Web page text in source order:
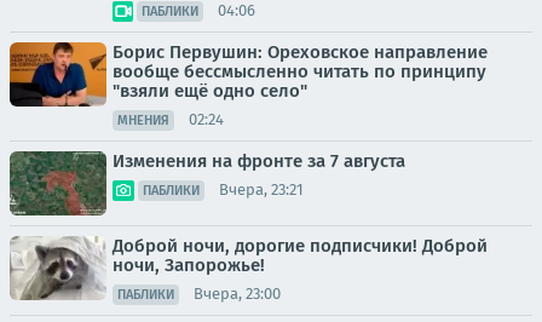
ПАБЛИКИ 04:06
Борис Первушин: Ореховское направление
вообще бессмысленно читать по принципу
"взяли ещё одно село"
МНЕНИЯ 02:24
Изменения на фронте за 7 августа
ПАБЛИКИ Вчера, 23:21
Доброй ночи, дорогие подписчики! Доброй
ночи, Запорожье!
ПАБЛИКИ Вчера, 23:00